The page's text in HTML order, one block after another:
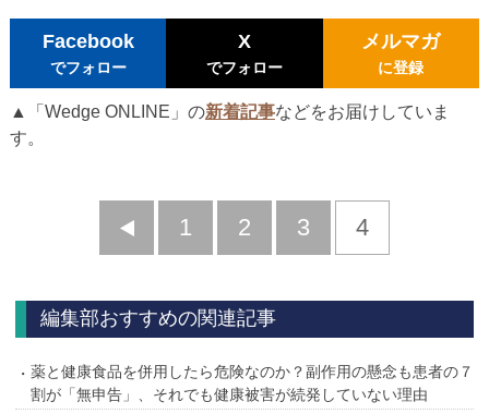
Facebook
でフォロー
X
でフォロー
メルマガ
に登録
▲「Wedge ONLINE」の新着記事などをお届けしていま
す。
前
1 2 3 4
編集部おすすめの関連記事
薬と健康食品を併用したら危険なのか？副作用の懸念も患者の７
割が「無申告」、それでも健康被害が続発していない理由